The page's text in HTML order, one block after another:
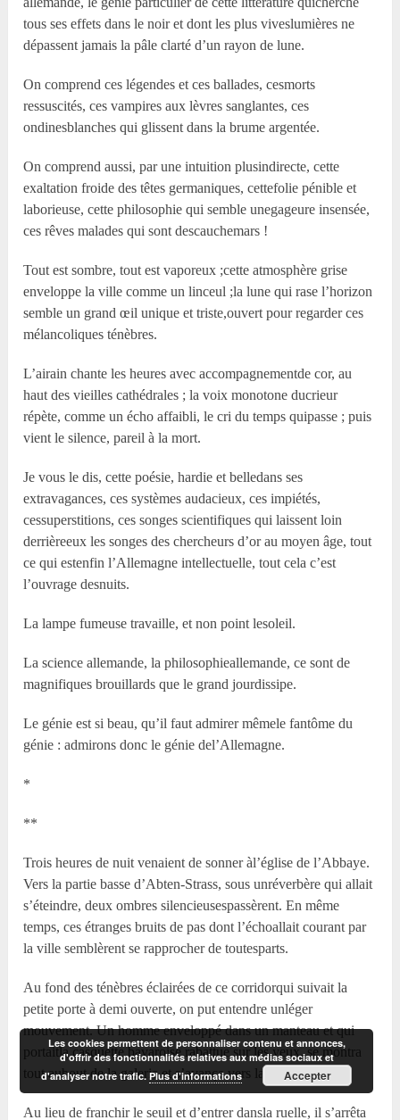
tous ses effets dans le noir et dont les plus viveslumières ne
dépassent jamais la pâle clarté d’un rayon de lune.
On comprend ces légendes et ces ballades, cesmorts
ressuscités, ces vampires aux lèvres sanglantes, ces
ondinesblanches qui glissent dans la brume argentée.
On comprend aussi, par une intuition plusindirecte, cette
exaltation froide des têtes germaniques, cettefolie pénible et
laborieuse, cette philosophie qui semble unegageure insensée,
ces rêves malades qui sont descauchemars !
Tout est sombre, tout est vaporeux ;cette atmosphère grise
enveloppe la ville comme un linceul ;la lune qui rase l’horizon
semble un grand œil unique et triste,ouvert pour regarder ces
mélancoliques ténèbres.
L’airain chante les heures avec accompagnementde cor, au
haut des vieilles cathédrales ; la voix monotone ducrieur
répète, comme un écho affaibli, le cri du temps quipasse ; puis
vient le silence, pareil à la mort.
Je vous le dis, cette poésie, hardie et belledans ses
extravagances, ces systèmes audacieux, ces impiétés,
cessuperstitions, ces songes scientifiques qui laissent loin
derrièreeux les songes des chercheurs d’or au moyen âge, tout
ce qui estenfin l’Allemagne intellectuelle, tout cela c’est
l’ouvrage desnuits.
La lampe fumeuse travaille, et non point lesoleil.
La science allemande, la philosophieallemande, ce sont de
magnifiques brouillards que le grand jourdissipe.
Le génie est si beau, qu’il faut admirer mêmele fantôme du
génie : admirons donc le génie del’Allemagne.
*
**
Trois heures de nuit venaient de sonner àl’église de l’Abbaye.
Vers la partie basse d’Abten-Strass, sous unréverbère qui allait
s’éteindre, deux ombres silencieusespassèrent. En même
temps, ces étranges bruits de pas dont l’échoallait courant par
la ville semblèrent se rapprocher de toutesparts.
Au fond des ténèbres éclairées de ce corridorqui suivait la
petite porte à demi ouverte, on put entendre unléger
mouvement. Un homme enveloppé dans un manteau et qui
portaitla casquette bavaroise rabattue sur les yeux, se montra
tout aubout de la galerie et s’avança vers la porte.
Au lieu de franchir le seuil et d’entrer dansla ruelle, il s’arrêta
Les cookies permettent de personnaliser contenu et annonces,
d'offrir des fonctionnalités relatives aux médias sociaux et
d'analyser notre trafic.Plus d’informations Accepter